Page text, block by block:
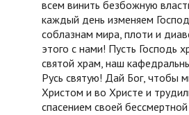
всем винить безбожную
каждый день изменяем
соблазнам мира, плоти и
этого с нами! Пусть Господь
святой храм, наш
Русь святую! Дай Бог, чтобы
Христом и во Христе и
спасением своей